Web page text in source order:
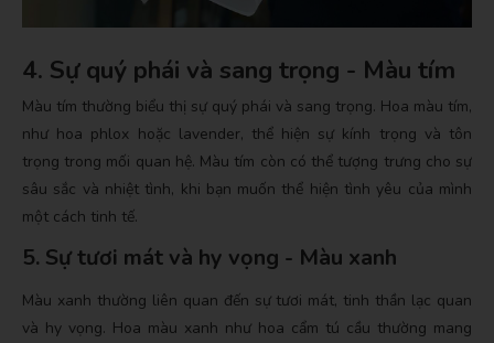
4. Sự quý phái và sang trọng - Màu tím
Màu tím thường biểu thị sự quý phái và sang trọng. Hoa màu tím,
như hoa phlox hoặc lavender, thể hiện sự kính trọng và tôn
trọng trong mối quan hệ. Màu tím còn có thể tượng trưng cho sự
sâu sắc và nhiệt tình, khi bạn muốn thể hiện tình yêu của mình
một cách tinh tế.
5. Sự tươi mát và hy vọng - Màu xanh
Màu xanh thường liên quan đến sự tươi mát, tinh thần lạc quan
và hy vọng. Hoa màu xanh như hoa cẩm tú cầu thường mang